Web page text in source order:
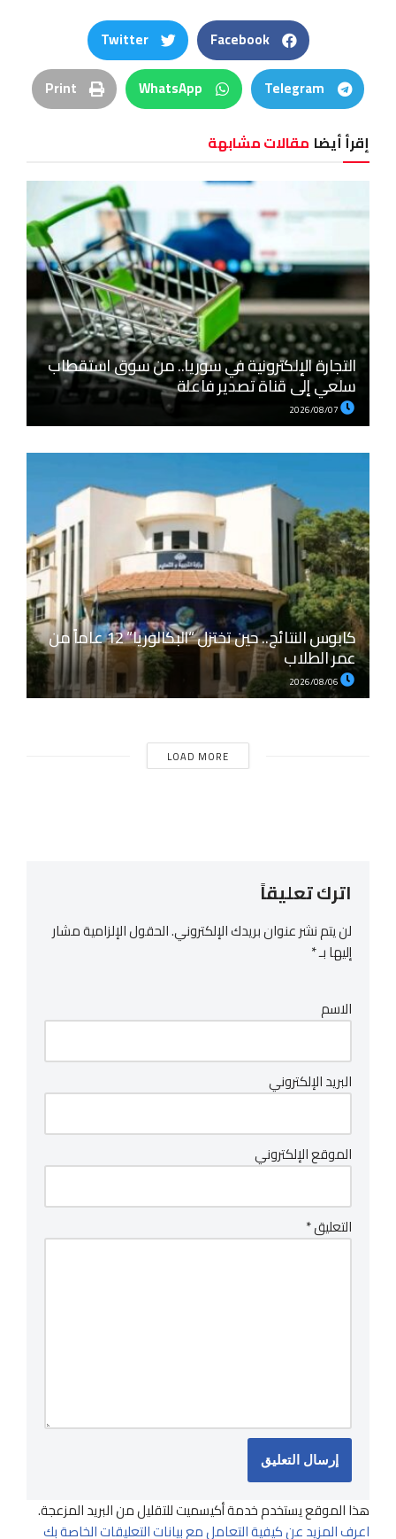
Facebook
Twitter
Telegram
WhatsApp
Print
إقرأ أيضا مقالات مشابهة
التجارة الإلكترونية في سوريا.. من سوق استقطاب
سلعي إلى قناة تصدير فاعلة
كابوس النتائج.. حين تختزل “البكالوريا” 12 عاماً من
عمر الطلاب
LOAD MORE
اترك تعليقاً
لن يتم نشر عنوان بريدك الإلكتروني.الحقول الإلزامية مشار
إليها بـ*
الاسم
البريد الإلكتروني
الموقع الإلكتروني
التعليق*
هذا الموقع يستخدم خدمة أكيسميت للتقليل من البريد المزعجة.
اعرف المزيد عن كيفية التعامل مع بيانات التعليقات الخاصة بك